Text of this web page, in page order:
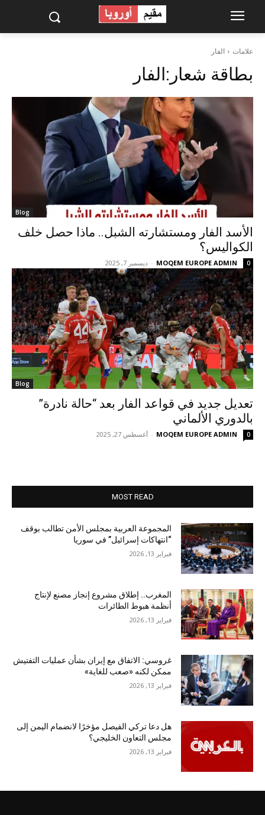
علامات الفار
بطاقة شعار:الفار
Blog
الأسد الفار ومستشارته الشبل.. ماذا حصل خلف
الكواليس؟
MOQEM EUROPE ADMIN
- ديسمبر 7, 2025 0
Blog
تعديل جديد في قواعد الفار بعد “حالة نادرة”
بالدوري الألماني
MOQEM EUROPE ADMIN
- أغسطس 27, 2025 0
MOST READ
المجموعة العربية بمجلس الأمن تطالب بوقف
“انتهاكات إسرائيل” في سوريا
فبراير 13, 2026
المغرب.. إطلاق مشروع إنجاز مصنع لإنتاج
أنظمة هبوط الطائرات
فبراير 13, 2026
غروسي: الاتفاق مع إيران بشأن عمليات التفتيش
ممكن لكنه «صعب للغاية»
فبراير 13, 2026
هل دعا تركي الفيصل مؤخرًا لانضمام اليمن إلى
مجلس التعاون الخليجي؟
فبراير 13, 2026